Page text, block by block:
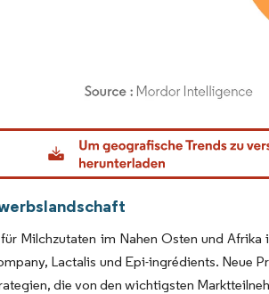
Intelligence. Wiederverwendung erfordert
Milchzutaten im Nahen Osten und
Lactalis und Epi-ingrédients. Neue
die von den wichtigsten